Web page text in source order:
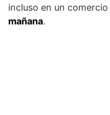
incluso en un comercio
mañana.